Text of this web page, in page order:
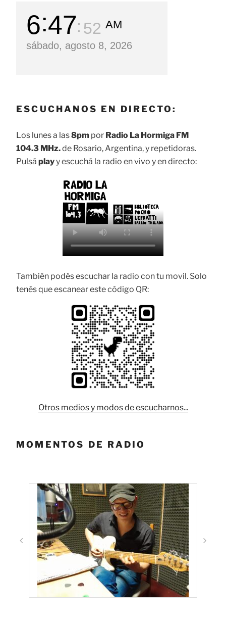
6 47 53 AM
sábado, agosto 8, 2026
ESCUCHANOS EN DIRECTO:
Los lunes a las8pm por Radio La Hormiga FM
104.3 MHz.de Rosario, Argentina, y repetidoras.
Pulsá playy escuchá la radio en vivo y en directo:
También podés escuchar la radio con tu movil. Solo
tenés que escanear este código QR:
Otros medios y modos de escucharnos...
MOMENTOS DE RADIO